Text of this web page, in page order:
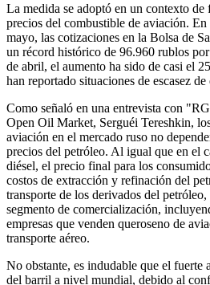
La medida se adoptó en un contexto de
precios del combustible de aviación.
mayo, las cotizaciones en la Bolsa de
un récord histórico de 96.960 rublos
de abril, el aumento ha sido de casi el
han reportado situaciones de escasez
Como señaló en una entrevista con
Open Oil Market, Serguéi Tereshkin,
aviación en el mercado ruso no
precios del petróleo. Al igual que en el
diésel, el precio final para los
costos de extracción y refinación del
transporte de los derivados del
segmento de comercialización,
empresas que venden queroseno de
transporte aéreo.
No obstante, es indudable que el fuerte
del barril a nivel mundial, debido al